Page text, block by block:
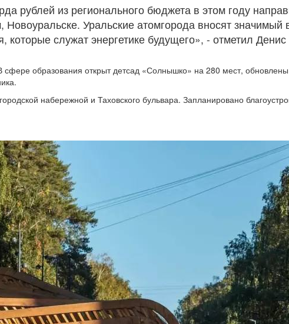
рублей из регионального бюджета в этом году
Уральские атомгорода вносят значимый
служат энергетике будущего», - отметил
образования открыт детсад «Солнышко» на 280 мест,
набережной и Таховского бульвара. Запланировано